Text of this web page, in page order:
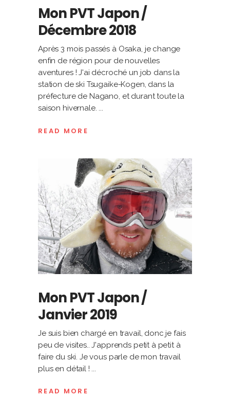
Mon PVT Japon /
Décembre 2018
Après 3 mois passés à Osaka, je change
enfin de région pour de nouvelles
aventures ! J'ai décroché un job dans la
station de ski Tsugaike-Kogen, dans la
préfecture de Nagano, et durant toute la
saison hivernale.
READ MORE
Mon PVT Japon /
Janvier 2019
Je suis bien chargé en travail, donc je fais
peu de visites.. J'apprends petit à petit à
faire du ski. Je vous parle de mon travail
plus en détail !
READ MORE